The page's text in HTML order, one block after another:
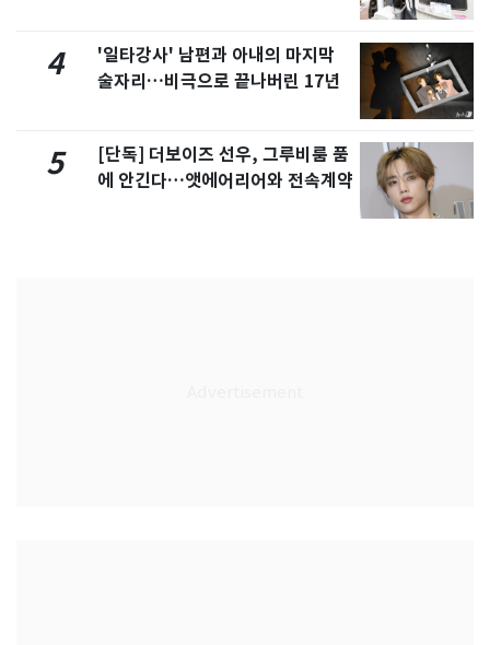
4
'일타강사' 남편과 아내의 마지막
술자리…비극으로 끝나버린 17년
5
[단독] 더보이즈 선우, 그루비룸 품
에 안긴다…앳에어리어와 전속계약